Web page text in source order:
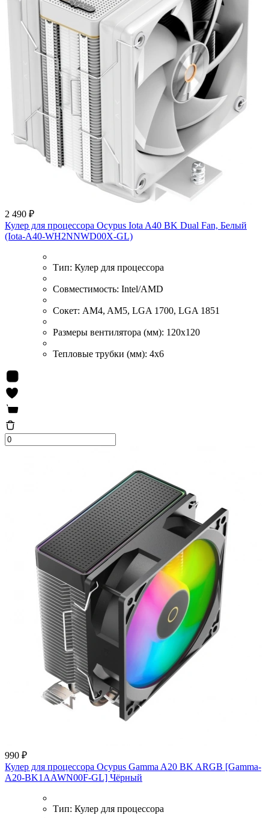
2 490 ₽
Кулер для процессора Ocypus Iota A40 BK Dual Fan, Белый
(Iota-A40-WH2NNWD00X-GL)
Тип: Кулер для процессора
Совместимость: Intel/AMD
Сокет: AM4, AM5, LGA 1700, LGA 1851
Размеры вентилятора (мм): 120x120
Тепловые трубки (мм): 4x6
990 ₽
Кулер для процессора Ocypus Gamma A20 BK ARGB [Gamma-
A20-BK1AAWN00F-GL] Чёрный
Тип: Кулер для процессора